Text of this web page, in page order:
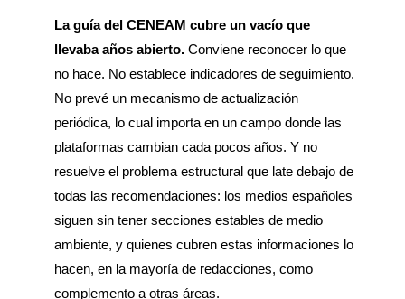
La guía del CENEAM cubre un vacío que
llevaba años abierto.Conviene reconocer lo que
no hace. No establece indicadores de seguimiento.
No prevé un mecanismo de actualización
periódica, lo cual importa en un campo donde las
plataformas cambian cada pocos años. Y no
resuelve el problema estructural que late debajo de
todas las recomendaciones: los medios españoles
siguen sin tener secciones estables de medio
ambiente, y quienes cubren estas informaciones lo
hacen, en la mayoría de redacciones, como
complemento a otras áreas.